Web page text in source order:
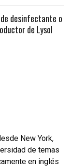
desinfectante o
de Lysol
New York,
de temas
en inglés